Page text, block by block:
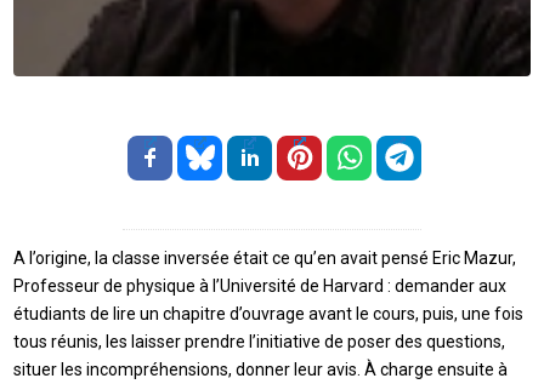
A l’origine, la classe inversée était ce qu’en avait pensé Eric Mazur,
Professeur de physique à l’Université de Harvard : demander aux
étudiants de lire un chapitre d’ouvrage avant le cours, puis, une fois
tous réunis, les laisser prendre l’initiative de poser des questions,
situer les incompréhensions, donner leur avis. À charge ensuite à